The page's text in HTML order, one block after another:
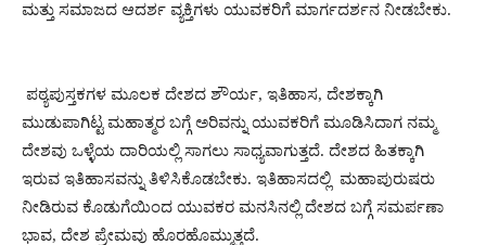
ಮತ್ತು ಸಮಾಜದ ಆದರ್ಶ ವ್ಯಕ್ತಿಗಳು ಯುವಕರಿಗೆ ಮಾರ್ಗದರ್ಶನ ನೀಡಬೇಕು.
ಪಠ್ಯಪುಸ್ತಕಗಳ ಮೂಲಕ ದೇಶದ ಶೌರ್ಯ, ಇತಿಹಾಸ, ದೇಶಕ್ಕಾಗಿ
ಮುಡುಪಾಗಿಟ್ಟ ಮಹಾತ್ಮರ ಬಗ್ಗೆ ಅರಿವನ್ನು ಯುವಕರಿಗೆ ಮೂಡಿಸಿದಾಗ ನಮ್ಮ
ದೇಶವು ಒಳ್ಳೆಯ ದಾರಿಯಲ್ಲಿ ಸಾಗಲು ಸಾಧ್ಯವಾಗುತ್ತದೆ. ದೇಶದ ಹಿತಕ್ಕಾಗಿ
ಇರುವ ಇತಿಹಾಸವನ್ನು ತಿಳಿಸಿಕೊಡಬೇಕು. ಇತಿಹಾಸದಲ್ಲಿ ಮಹಾಪುರುಷರು
ನೀಡಿರುವ ಕೊಡುಗೆಯಿಂದ ಯುವಕರ ಮನಸಿನಲ್ಲಿ ದೇಶದ ಬಗ್ಗೆ ಸಮರ್ಪಣಾ
ಭಾವ, ದೇಶ ಪ್ರೇಮವು ಹೊರಹೊಮ್ಮುತ್ತದೆ.